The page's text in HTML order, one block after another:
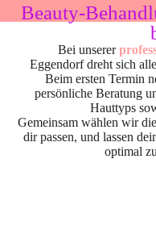
Beauty-
Bei unserer
Eggendorf dreht sich
Beim ersten Termin
persönliche Beratung
Hauttyps
Gemeinsam wählen wir die
dir passen, und lassen
optimal